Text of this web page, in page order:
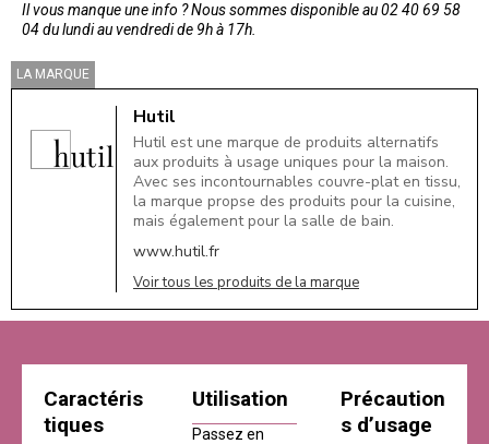
Il vous manque une info ? Nous sommes disponible au 02 40 69 58
04 du lundi au vendredi de 9h à 17h.
LA MARQUE
Hutil
Hutil est une marque de produits alternatifs
aux produits à usage uniques pour la maison.
Avec ses incontournables couvre-plat en tissu,
la marque propse des produits pour la cuisine,
mais également pour la salle de bain.
www.hutil.fr
Voir tous les produits de la marque
Caractéris
tiques
Utilisation
Passez en
Précaution
s d’usage